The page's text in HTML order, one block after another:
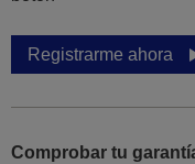
Registrarme ahora
Comprobar tu